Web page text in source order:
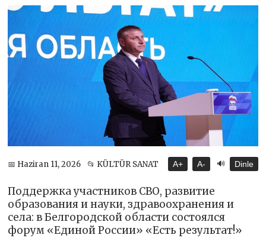
📅 Haziran 11, 2026 📂 KÜLTÜR SANAT A+ A- 🔊 Dinle
Поддержка участников СВО, развитие
образования и науки, здравоохранения и
села: в Белгородской области состоялся
форум «Единой России» «Есть результат!»